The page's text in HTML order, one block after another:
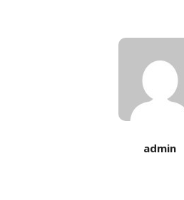
admin